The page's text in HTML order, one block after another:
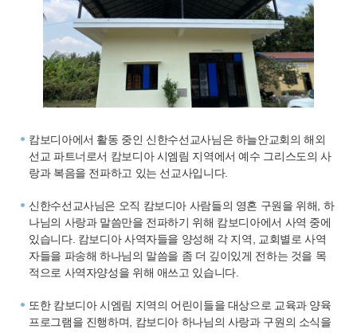
캄보디아에서 활동 중인 신한수선교사님은 하늘안교회의 해외
선교 파트너로서 캄보디아 시엠림 지역에서 예수 그리스도의 사
랑과 복음을 전파하고 있는 선교사입니다.
신한수선교사님은 오직 캄보디아 사람들의 영혼 구원을 위해, 하
나님의 사랑과 말씀만을 전파하기 위해 캄보디아에서 사역 중에
있습니다. 캄보디아 사역자들을 양성해 각 지역, 교회별로 사역
자들을 파송해 하나님의 말씀을 좀 더 깊이있게 전하는 것을 목
적으로 사역자양성을 위해 애쓰고 있습니다.
또한 캄보디아 시엠림 지역의 어린이들을 대상으로 교육과 양육
프로그램을 진행하며, 캄보디아 하나님의 사랑과 구원의 소식을